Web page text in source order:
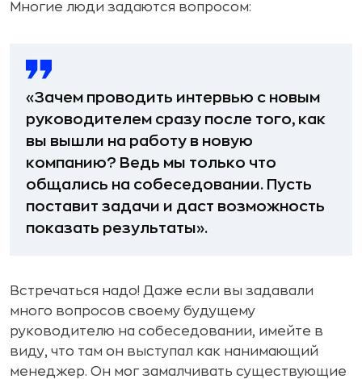
Многие люди задаются вопросом:
«Зачем проводить интервью с новым
руководителем сразу после того, как
вы вышли на работу в новую
компанию? Ведь мы только что
общались на собеседовании. Пусть
поставит задачи и даст возможность
показать результаты».
Встречаться надо! Даже если вы задавали
много вопросов своему будущему
руководителю на собеседовании, имейте в
виду, что там он выступал как нанимающий
менеджер. Он мог замалчивать существующие